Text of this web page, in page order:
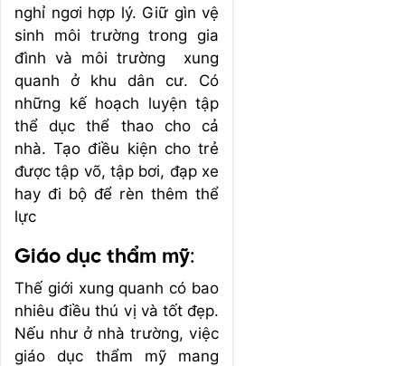
nghỉ ngơi hợp lý. Giữ gìn vệ
sinh môi trường trong gia
đình và môi trường xung
quanh ở khu dân cư. Có
những kế hoạch luyện tập
thể dục thể thao cho cả
nhà. Tạo điều kiện cho trẻ
được tập võ, tập bơi, đạp xe
hay đi bộ để rèn thêm thể
lực
Giáo dục thẩm mỹ:
Thế giới xung quanh có bao
nhiêu điều thú vị và tốt đẹp.
Nếu như ở nhà trường, việc
giáo dục thẩm mỹ mang